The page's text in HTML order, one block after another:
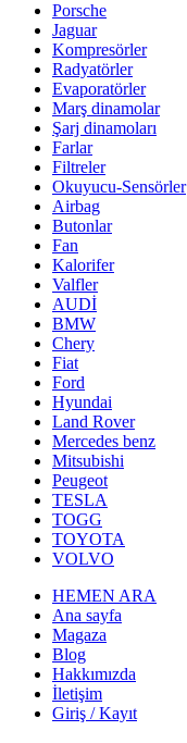
Porsche
Jaguar
Kompresörler
Radyatörler
Evaporatörler
Marş dinamolar
Şarj dinamoları
Farlar
Filtreler
Okuyucu-Sensörler
Airbag
Butonlar
Fan
Kalorifer
Valfler
AUDİ
BMW
Chery
Fiat
Ford
Hyundai
Land Rover
Mercedes benz
Mitsubishi
Peugeot
TESLA
TOGG
TOYOTA
VOLVO
HEMEN ARA
Ana sayfa
Magaza
Blog
Hakkımızda
İletişim
Giriş / Kayıt